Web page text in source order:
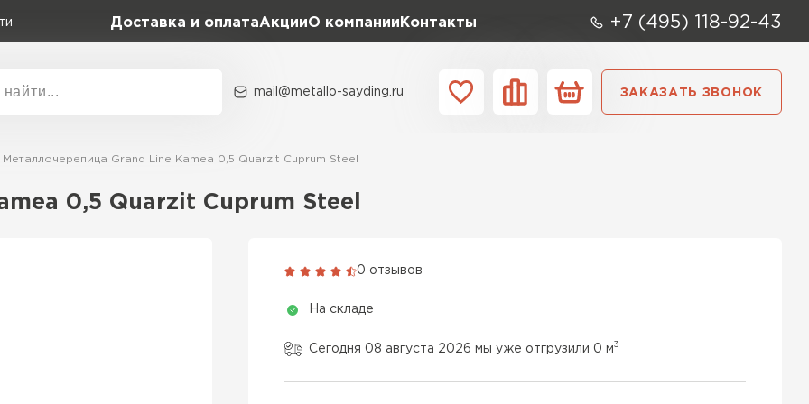
Доставка и оплатаАкцииО компании Контакты +7 (495) 118-92-43
Коллекция
Classic Grand Line
mail@metallo-sayding.ru ЗАКАЗАТЬ ЗВОНОК
Металлочерепица Grand Line Kamea 0,5 Quarzit Cuprum Steel
0,5 Quarzit Cuprum Steel
0 отзывов
На складе
Сегодня 08 августа 2026 мы уже отгрузили 0 м3